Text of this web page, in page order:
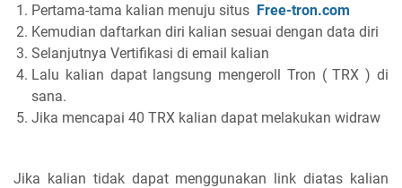
Pertama-tama kalian menuju situs Free-tron.com
Kemudian daftarkan diri kalian sesuai dengan data diri
Selanjutnya Vertifikasi di email kalian
Lalu kalian dapat langsung mengeroll Tron ( TRX ) di
sana.
Jika mencapai 40 TRX kalian dapat melakukan widraw
Jika kalian tidak dapat menggunakan link diatas kalian